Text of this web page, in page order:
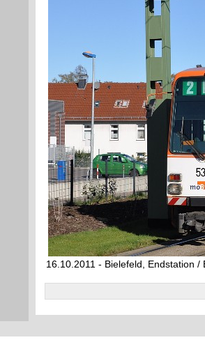
16.10.2011 - Bielefeld, Endstation /